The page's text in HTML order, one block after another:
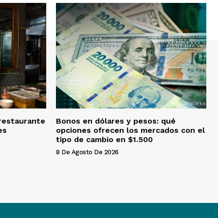
Bonos en dólares y pesos: qué
opciones ofrecen los mercados con el
tipo de cambio en $1.500
8 De Agosto De 2026